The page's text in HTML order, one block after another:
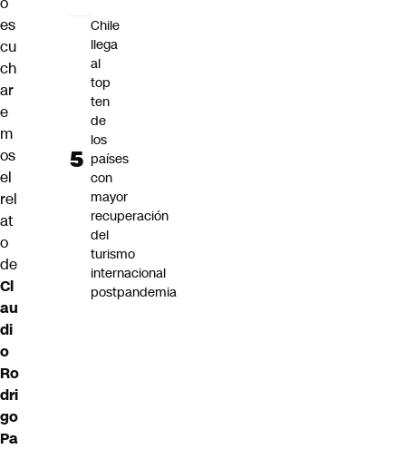
es
cu
ch
ar
e
m
os
el
rel
at
o
de
Cl
au
di
o
Ro
dri
go
Pa
Chile
llega
al
top
ten
de
los
países
con
mayor
recuperación
del
turismo
internacional
postpandemia